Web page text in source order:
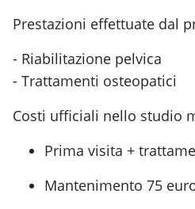
Prestazioni effettuate dal
- Riabilitazione pelvica
- Trattamenti osteopatici
Costi ufficiali nello studio
Prima visita +
Mantenimento 75